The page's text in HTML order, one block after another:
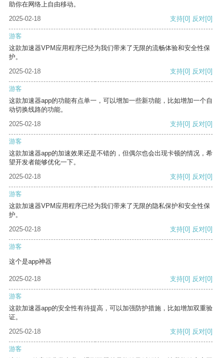
助你在网络上自由移动。
2025-02-18
支持[0] 反对[0]
游客
这款加速器VPM应用程序已经为我们带来了无限的流畅体验和安全性保
护。
2025-02-18
支持[0] 反对[0]
游客
这款加速器app的功能有点单一，可以增加一些新功能，比如增加一个自
动切换线路的功能。
2025-02-18
支持[0] 反对[0]
游客
这款加速器app的加速效果还是不错的，但偶尔也会出现卡顿的情况，希
望开发者能够优化一下。
2025-02-18
支持[0] 反对[0]
游客
这款加速器VPM应用程序已经为我们带来了无限的隐私保护和安全性保
护。
2025-02-18
支持[0] 反对[0]
游客
这个是app神器
2025-02-18 支持[0] 反对[0]
游客
这款加速器app的安全性有待提高，可以加强防护措施，比如增加双重验
证。
2025-02-18
支持[0] 反对[0]
游客